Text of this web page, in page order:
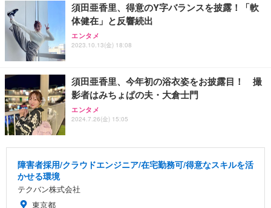
須田亜香里、得意のY字バランスを披露！「軟
体健在」と反響続出
エンタメ
2023.10.13(金) 18:08
須田亜香里、今年初の浴衣姿をお披露目！ 撮
影者はみちょぱの夫・大倉士門
エンタメ
2024.7.26(金) 15:05
障害者採用/クラウドエンジニア/在宅勤務可/得意なスキルを活
かせる環境
テクバン株式会社
東京都